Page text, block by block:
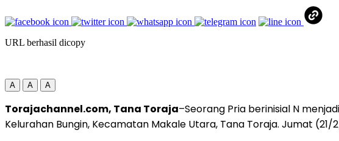
URL berhasil dicopy
A A A
Torajachannel.com, Tana Toraja–Seorang Pria berinisial N
Kelurahan Bungin, Kecamatan Makale Utara, Tana Toraja. Jumat (21/